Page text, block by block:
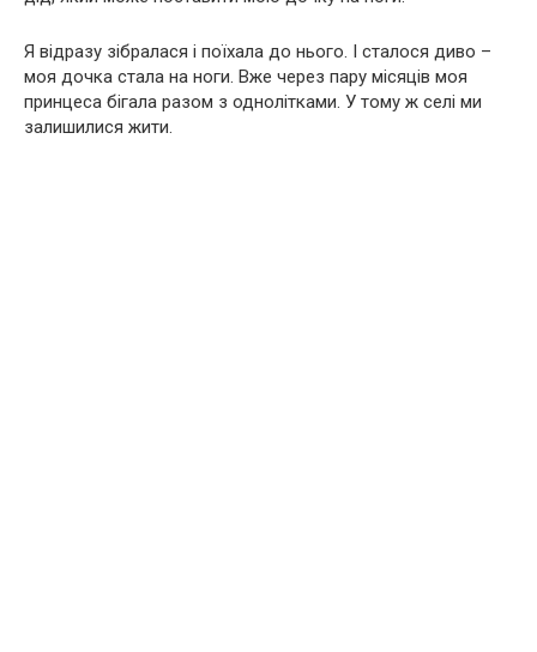
Я відразу зібралася і поїхала до нього. І сталося диво –
моя дочка стала на ноги. Вже через пару місяців моя
принцеса бігала разом з однолітками. У тому ж селі ми
залишилися жити.